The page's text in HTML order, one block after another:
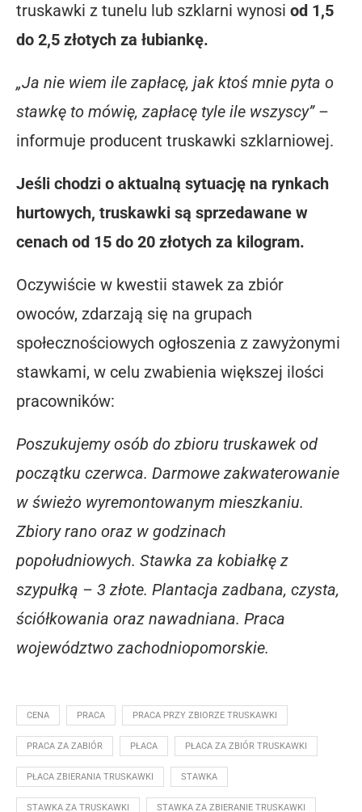
truskawki z tunelu lub szklarni wynosi od 1,5
do 2,5 złotych za łubiankę.
„Ja nie wiem ile zapłacę, jak ktoś mnie pyta o
stawkę to mówię, zapłacę tyle ile wszyscy” –
informuje producent truskawki szklarniowej.
Jeśli chodzi o aktualną sytuację na rynkach
hurtowych, truskawki są sprzedawane w
cenach od 15 do 20 złotych za kilogram.
Oczywiście w kwestii stawek za zbiór
owoców, zdarzają się na grupach
społecznościowych ogłoszenia z zawyżonymi
stawkami, w celu zwabienia większej ilości
pracowników:
Poszukujemy osób do zbioru truskawek od
początku czerwca. Darmowe zakwaterowanie
w świeżo wyremontowanym mieszkaniu.
Zbiory rano oraz w godzinach
popołudniowych. Stawka za kobiałkę z
szypułką – 3 złote. Plantacja zadbana, czysta,
ściółkowania oraz nawadniana. Praca
województwo zachodniopomorskie.
CENA PRACA PRACA PRZY ZBIORZE TRUSKAWKI
PRACA ZA ZABIÓR PŁACA PŁACA ZA ZBIÓR TRUSKAWKI
PŁACA ZBIERANIA TRUSKAWKI STAWKA
STAWKA ZA TRUSKAWKI STAWKA ZA ZBIERANIE TRUSKAWKI